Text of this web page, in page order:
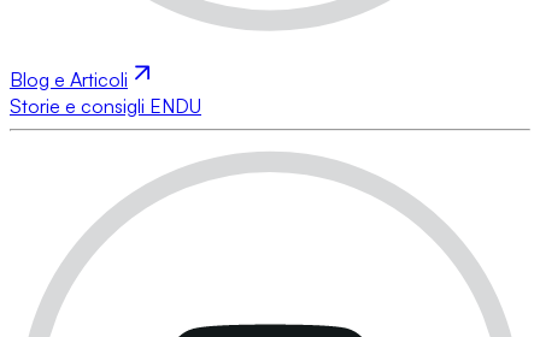
Blog e Articoli
Storie e consigli ENDU